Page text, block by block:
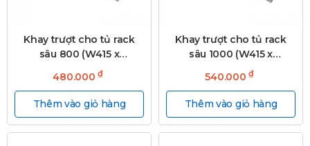
Khay trượt cho tủ rack
sâu 800 (W415 x
D580mm)
480.000₫
Thêm vào giỏ hàng
Khay trượt cho tủ rack
sâu 1000 (W415 x
D680mm)
540.000₫
Thêm vào giỏ hàng